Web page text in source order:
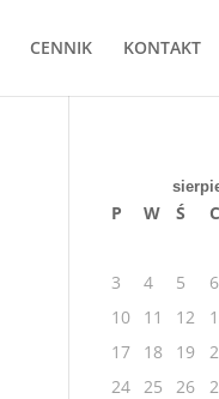
CENNIK KONTAKT
P W Ś C
3
4 5 6
10
11 12
17
18 19
24 25 26